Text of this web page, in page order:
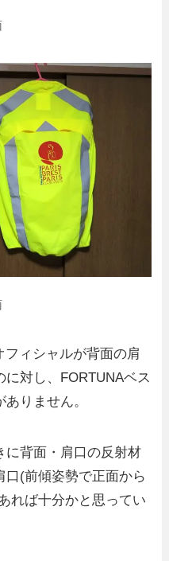
ィシャルが背面の肩
対し、FORTUNAベス
りません。
に背面・肩口の反射材
口(前傾姿勢で正面から
れば十分かと思ってい